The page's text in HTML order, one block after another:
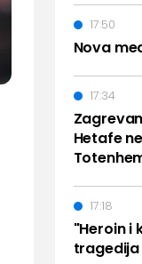
Nova
17:50
Hetafe
17:34
"Heroin i
tragedija
17:18